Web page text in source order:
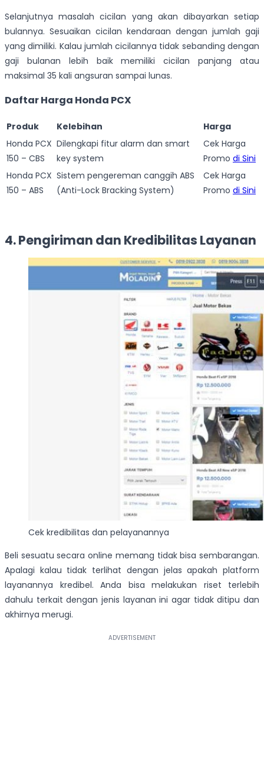
Selanjutnya masalah cicilan yang akan dibayarkan setiap
bulannya. Sesuaikan cicilan kendaraan dengan jumlah gaji
yang dimiliki. Kalau jumlah cicilannya tidak sebanding dengan
gaji bulanan lebih baik memiliki cicilan panjang atau
maksimal 35 kali angsuran sampai lunas.
Daftar Harga Honda PCX
Produk Kelebihan
Harga
Honda PCX
150 – CBS
Dilengkapi fitur alarm dan smart
key system
Cek Harga
Promo di Sini
Honda PCX
150 – ABS
Sistem pengereman canggih ABS
(Anti-Lock Bracking System)
Cek Harga
Promo di Sini
4. Pengiriman dan Kredibilitas Layanan
Cek kredibilitas dan pelayanannya
Beli sesuatu secara online memang tidak bisa sembarangan.
Apalagi kalau tidak terlihat dengan jelas apakah platform
layanannya kredibel. Anda bisa melakukan riset terlebih
dahulu terkait dengan jenis layanan ini agar tidak ditipu dan
akhirnya merugi.